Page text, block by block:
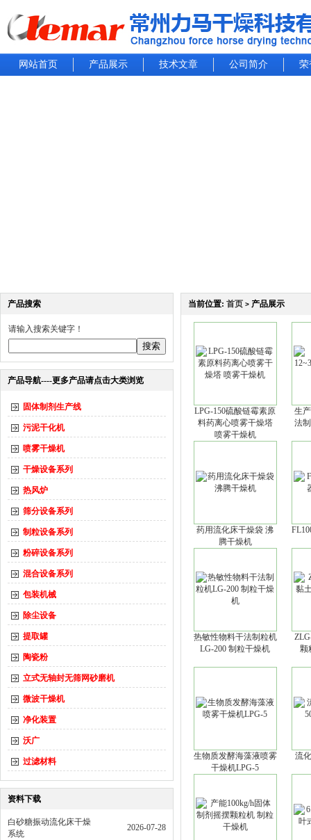
网站首页 产品展示 技术文章 公司简介 荣
产品搜索
请输入搜索关键字！
产品导航----更多产品请点击大类浏览
固体制剂生产线
污泥干化机
喷雾干燥机
干燥设备系列
热风炉
筛分设备系列
制粒设备系列
粉碎设备系列
混合设备系列
包装机械
除尘设备
提取罐
陶瓷粉
立式无轴封无筛网砂磨机
微波干燥机
净化装置
沃广
过滤材料
资料下载
白砂糖振动流化床干燥
系统
2026-07-28
当前位置: 首页 > 产品展示
LPG-150硫酸链霉素原
料药离心喷雾干燥塔
喷雾干燥机
生
法
药用流化床干燥袋 沸
腾干燥机
热敏性物料干法制粒机
LG-200 制粒干燥机
颗
生物质发酵海藻液喷雾
干燥机LPG-5
流